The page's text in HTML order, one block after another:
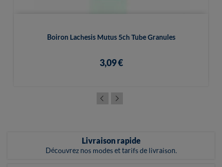
Boiron Lachesis Mutus 5ch Tube Granules
3,09 €
Livraison rapide
Découvrez nos modes et tarifs de livraison.